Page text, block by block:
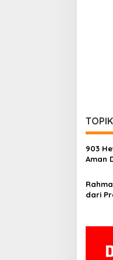
903
Aman
dari